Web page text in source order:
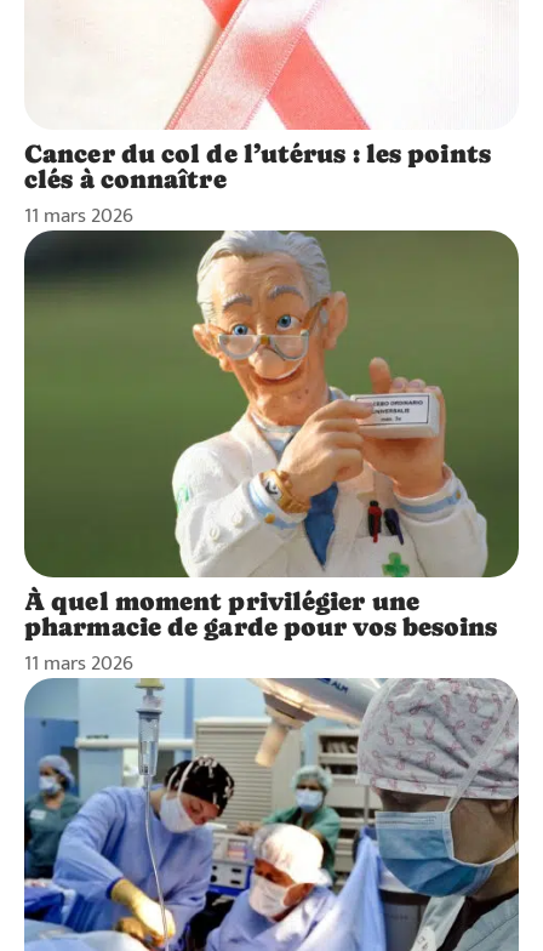
Cancer du col de l’utérus : les points
clés à connaître
11 mars 2026
À quel moment privilégier une
pharmacie de garde pour vos besoins
11 mars 2026